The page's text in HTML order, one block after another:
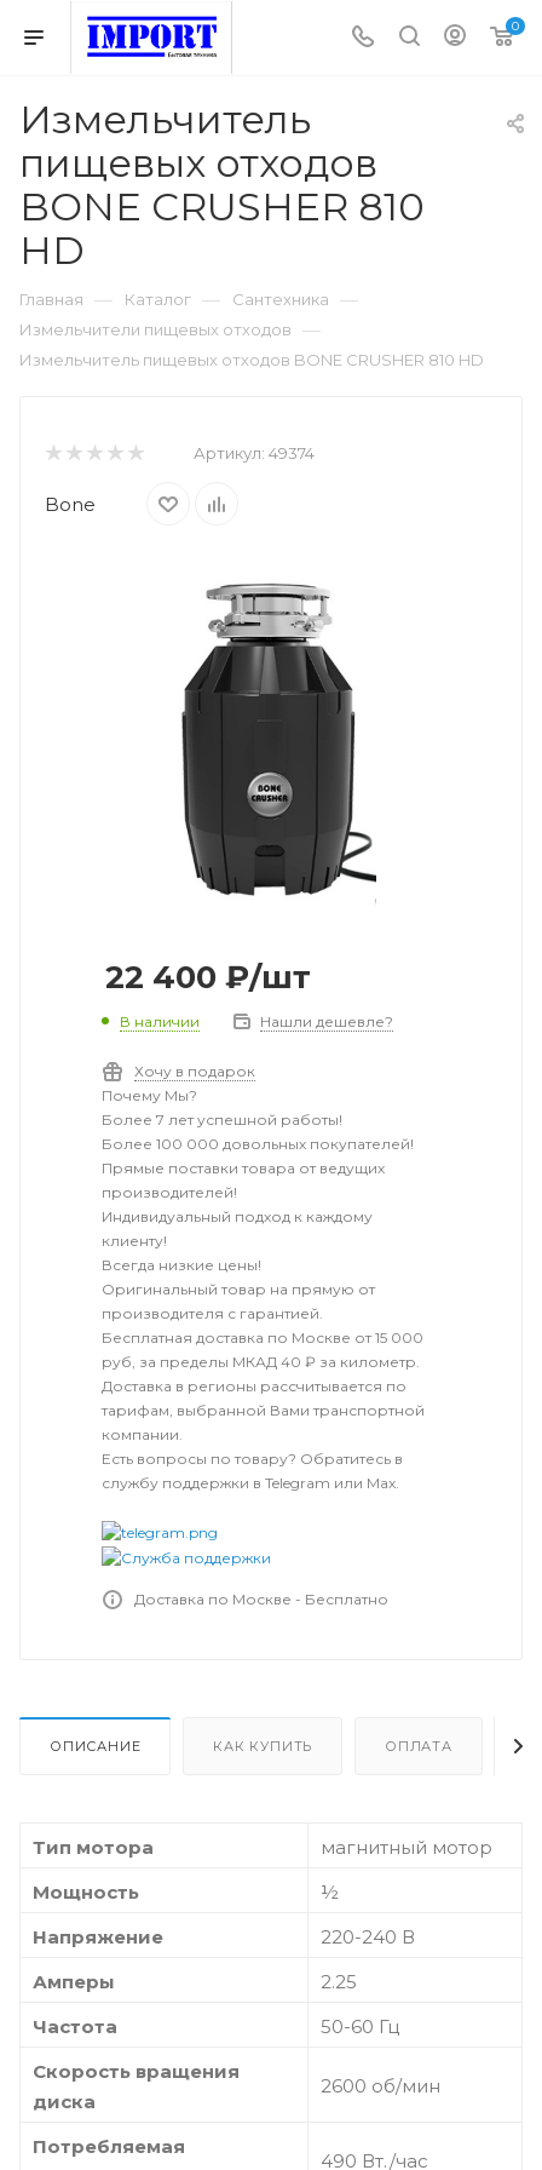
0
Измельчитель
пищевых отходов
BONE CRUSHER 810
HD
Главная — Каталог — Сантехника —
Измельчители пищевых отходов —
Измельчитель пищевых отходов BONE CRUSHER 810 HD
Артикул: 49374
Bone
22 400 ₽/шт
В наличии Нашли дешевле?
Хочу в подарок
Почему Мы?
Более 7 лет успешной работы!
Более 100 000 довольных покупателей!
Прямые поставки товара от ведущих
производителей!
Индивидуальный подход к каждому
клиенту!
Всегда низкие цены!
Оригинальный товар на прямую от
производителя с гарантией.
Бесплатная доставка по Москве от 15 000
руб, за пределы МКАД 40 ₽ за километр.
Доставка в регионы рассчитывается по
тарифам, выбранной Вами транспортной
компании.
Есть вопросы по товару? Обратитесь в
службу поддержки в Telegram или Max.
Доставка по Москве - Бесплатно
ОПИСАНИЕ КАК КУПИТЬ ОПЛАТА
Тип мотора
магнитный мотор
Мощность
½
Напряжение
220-240 В
Амперы
2.25
Частота
50-60 Гц
Скорость вращения
диска
2600 об/мин
Потребляемая
490 Вт./час